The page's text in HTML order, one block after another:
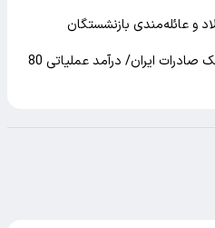
و عائله‌مندی بازنشستگان
تغییر مثبت در عملکرد مالی بانک صادرات ایران/ درآمد عملیاتی 80